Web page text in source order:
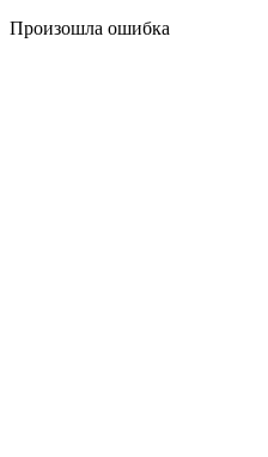
Произошла ошибка